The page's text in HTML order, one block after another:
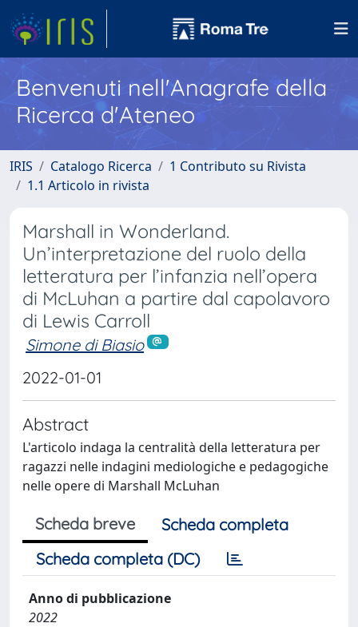
Benvenuti nell'Anagrafe della
Ricerca d'Ateneo
IRIS Catalogo Ricerca
1 Contributo su Rivista
1.1 Articolo in rivista
Marshall in Wonderland.
Un’interpretazione del ruolo della
letteratura per l’infanzia nell’opera
di McLuhan a partire dal capolavoro
di Lewis Carroll
Simone di Biasio
2022-01-01
Abstract
L'articolo indaga la centralità della letteratura per
ragazzi nelle indagini mediologiche e pedagogiche
nelle opere di Marshall McLuhan
Scheda breve
Scheda completa
Scheda completa (DC)
Anno di pubblicazione
2022